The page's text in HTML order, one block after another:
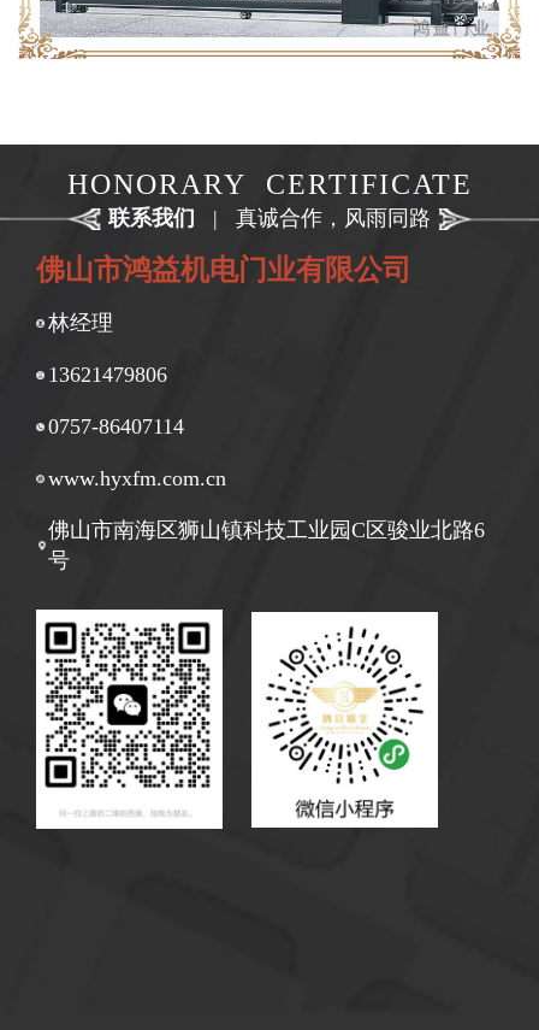
HONORARY CERTIFICATE
联系我们 | 真诚合作，风雨同路
佛山市鸿益机电门业有限公司
林经理
13621479806
0757-86407114
www.hyxfm.com.cn
佛山市南海区狮山镇科技工业园C区骏业北路6
号